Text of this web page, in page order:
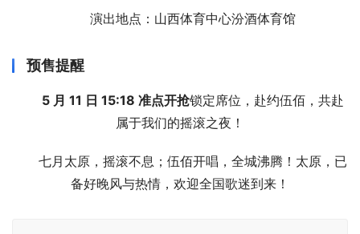
演出地点：山西体育中心汾酒体育馆
预售提醒
5 月 11 日 15:18 准点开抢锁定席位，赴约伍佰，共赴
属于我们的摇滚之夜！
七月太原，摇滚不息；伍佰开唱，全城沸腾！太原，已
备好晚风与热情，欢迎全国歌迷到来！